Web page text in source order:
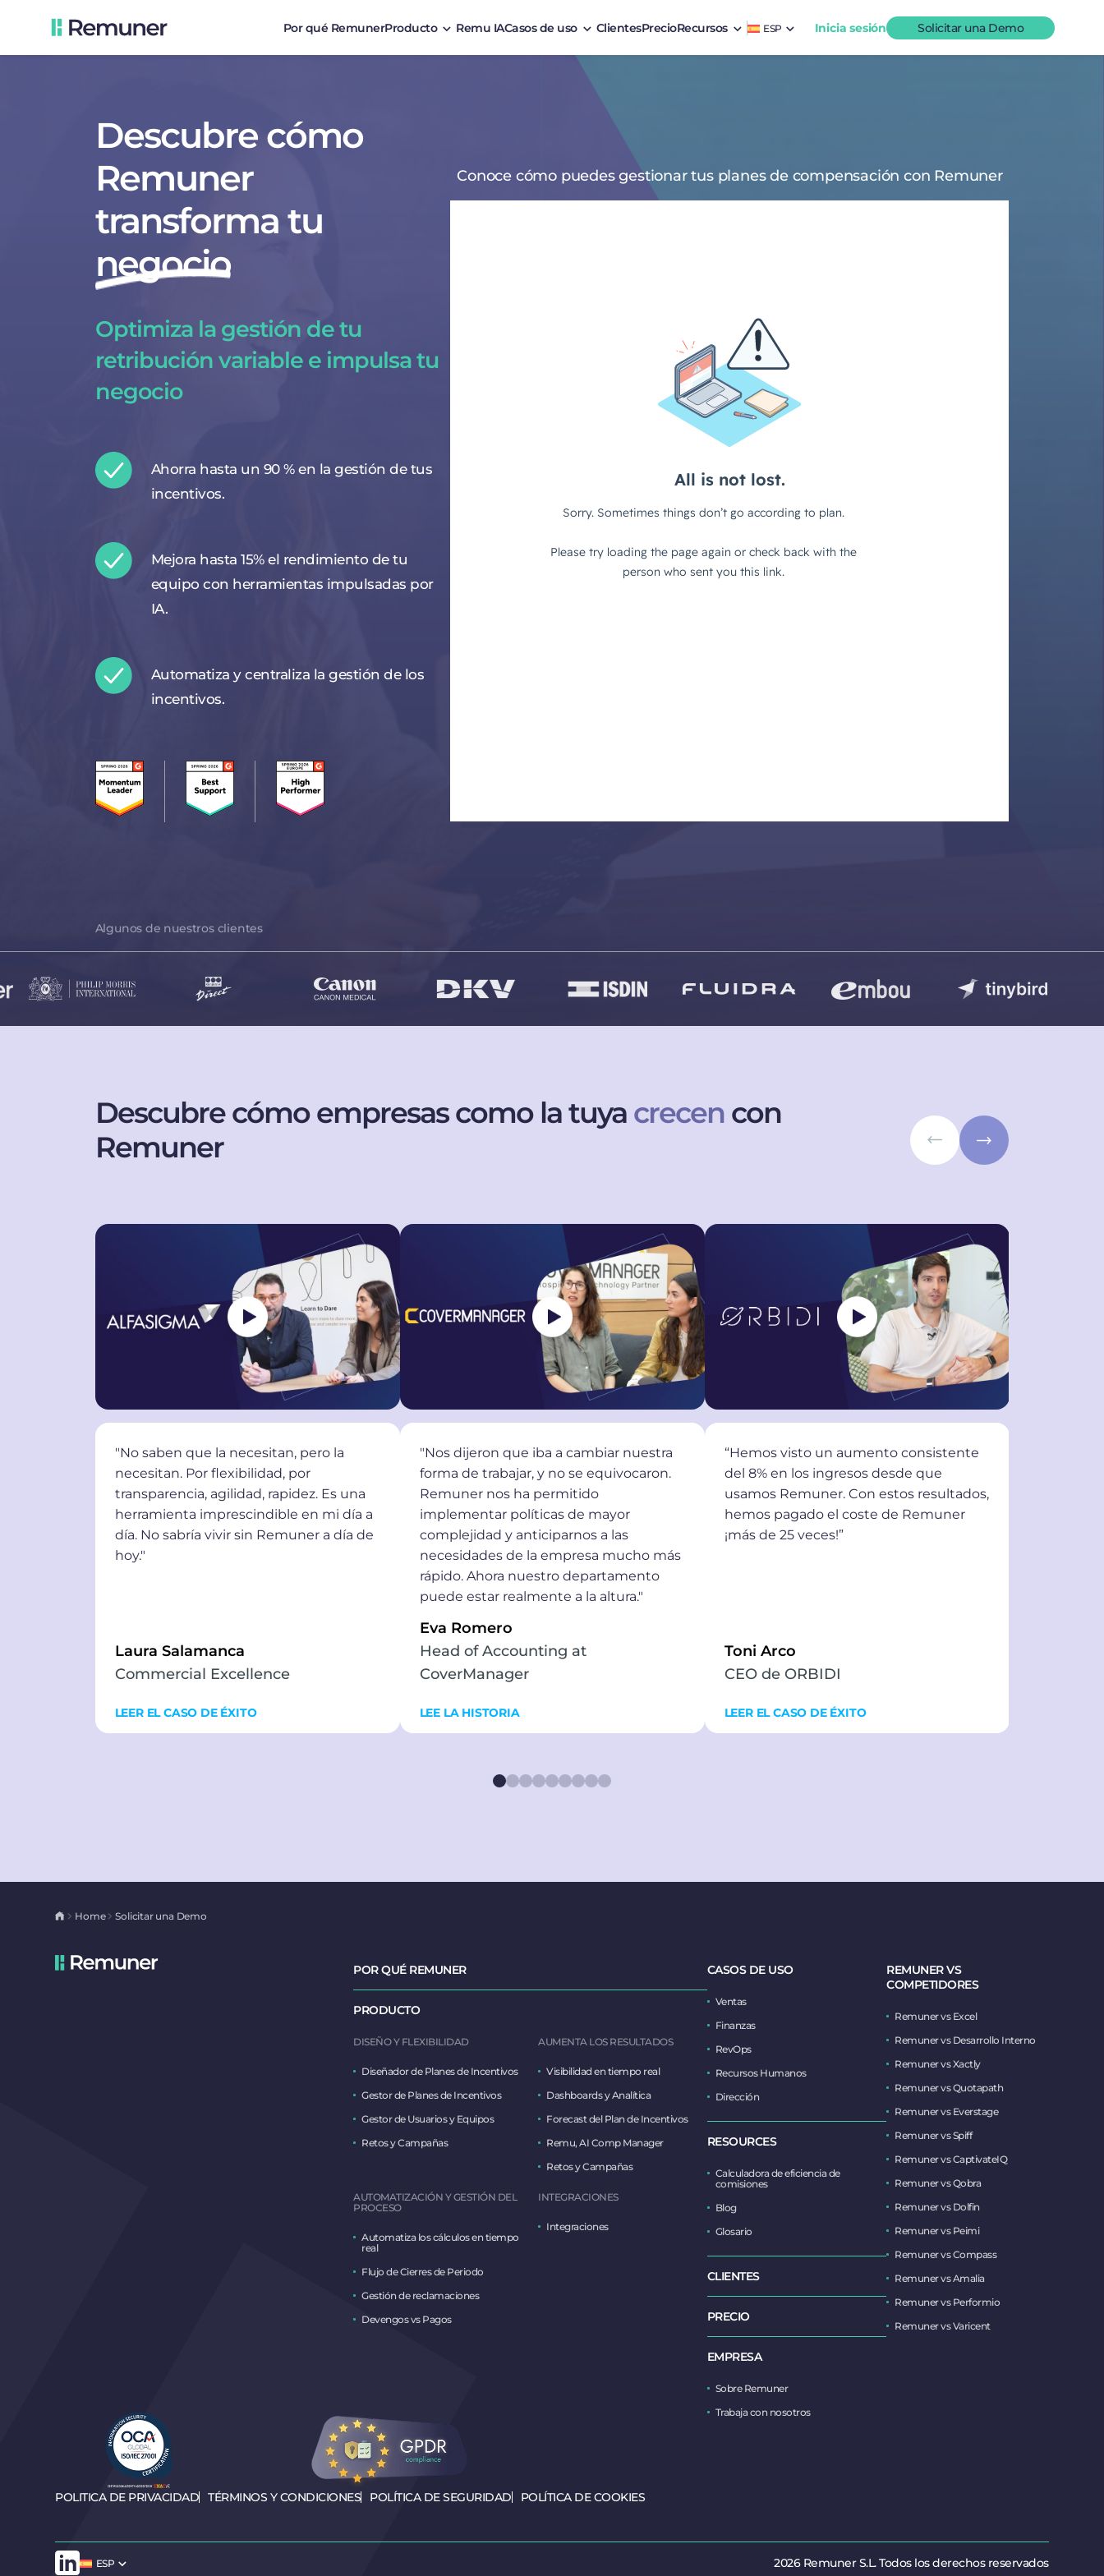
Por qué RemunerProducto Remu IACasos de uso ClientesPrecioRecursos ESP Inicia sesión Solicitar una Demo
Descubre cómo
Remuner
transforma tu
negocio
Optimiza la gestión de tu
retribución variable e impulsa tu
negocio
Ahorra hasta un 90 % en la gestión de tus
incentivos.
Mejora hasta 15% el rendimiento de tu
equipo con herramientas impulsadas por
IA.
Automatiza y centraliza la gestión de los
incentivos.
Conoce cómo puedes gestionar tus planes de compensación con Remuner
Algunos de nuestros clientes
Descubre cómo empresas como la tuya crecencon
Remuner
"No saben que la necesitan, pero la
necesitan. Por flexibilidad, por
transparencia, agilidad, rapidez. Es una
herramienta imprescindible en mi día a
día. No sabría vivir sin Remuner a día de
hoy."
Laura Salamanca
Commercial Excellence
LEER EL CASO DE ÉXITO
"Nos dijeron que iba a cambiar nuestra
forma de trabajar, y no se equivocaron.
Remuner nos ha permitido
implementar políticas de mayor
complejidad y anticiparnos a las
necesidades de la empresa mucho más
rápido. Ahora nuestro departamento
puede estar realmente a la altura."
Eva Romero
Head of Accounting at
CoverManager
LEE LA HISTORIA
“Hemos visto un aumento consistente
del 8% en los ingresos desde que
usamos Remuner. Con estos resultados,
hemos pagado el coste de Remuner
¡más de 25 veces!”
Toni Arco
CEO de ORBIDI
LEER EL CASO DE ÉXITO
Home Solicitar una Demo
POR QUÉ REMUNER
PRODUCTO
DISEÑO Y FLEXIBILIDAD
Diseñador de Planes de Incentivos
Gestor de Planes de Incentivos
Gestor de Usuarios y Equipos
Retos y Campañas
AUMENTA LOS RESULTADOS
Visibilidad en tiempo real
Dashboards y Analítica
Forecast del Plan de Incentivos
Remu, AI Comp Manager
Retos y Campañas
AUTOMATIZACIÓN Y GESTIÓN DEL
PROCESO
Automatiza los cálculos en tiempo
real
Flujo de Cierres de Periodo
Gestión de reclamaciones
Devengos vs Pagos
INTEGRACIONES
Integraciones
CASOS DE USO
Ventas
Finanzas
RevOps
Recursos Humanos
Dirección
RESOURCES
Calculadora de eficiencia de
comisiones
Blog
Glosario
CLIENTES
PRECIO
EMPRESA
Sobre Remuner
Trabaja con nosotros
REMUNER VS
COMPETIDORES
Remuner vs Excel
Remuner vs Desarrollo Interno
Remuner vs Xactly
Remuner vs Quotapath
Remuner vs Everstage
Remuner vs Spiff
Remuner vs CaptivateIQ
Remuner vs Qobra
Remuner vs Dolfin
Remuner vs Peimi
Remuner vs Compass
Remuner vs Amalia
Remuner vs Performio
Remuner vs Varicent
POLITICA DE PRIVACIDAD TÉRMINOS Y CONDICIONES POLÍTICA DE SEGURIDAD POLÍTICA DE COOKIES
ESP 2026 Remuner S.L. Todos los derechos reservados